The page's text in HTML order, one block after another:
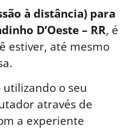
à distância) para
D’Oeste – RR, é
estiver, até mesmo
o seu
através de
a experiente